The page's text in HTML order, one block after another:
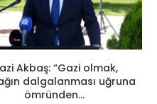
Akbaş: “Gazi olmak,
dalgalanması uğruna
ömründen...